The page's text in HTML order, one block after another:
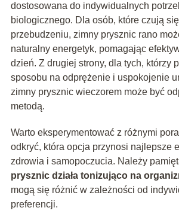
dostosowana do indywidualnych
biologicznego. Dla osób, które czują
przebudzeniu, zimny prysznic rano
naturalny energetyk, pomagając
dzień. Z drugiej strony, dla tych, którzy
sposobu na odprężenie i uspokojenie
zimny prysznic wieczorem może być
metodą.
Warto eksperymentować z różnymi
odkryć, która opcja przynosi najlepsze
zdrowia i samopoczucia. Należy
prysznic działa tonizująco na
mogą się różnić w zależności od
preferencji.